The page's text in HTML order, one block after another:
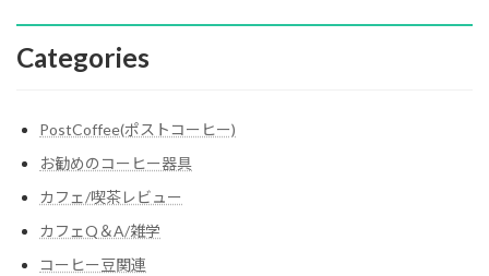
Categories
PostCoffee(ポストコーヒー)
お勧めのコーヒー器具
カフェ/喫茶レビュー
カフェQ＆A/雑学
コーヒー豆関連